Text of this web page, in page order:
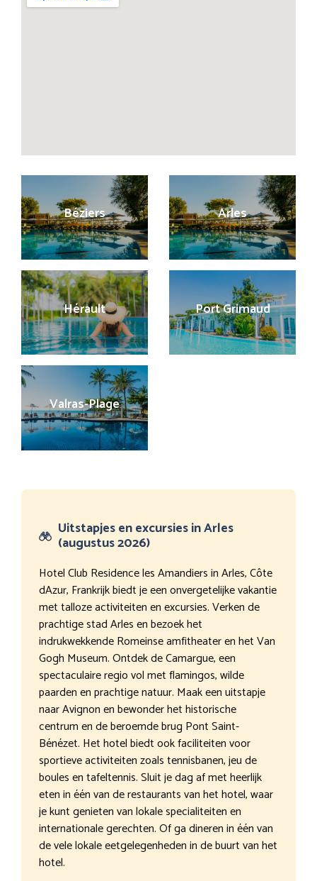
Béziers Arles
Hérault Port Grimaud
Valras-Plage
Uitstapjes en excursies in Arles
(augustus 2026)
Hotel Club Residence les Amandiers in Arles, Côte
dAzur, Frankrijk biedt je een onvergetelijke vakantie
met talloze activiteiten en excursies. Verken de
prachtige stad Arles en bezoek het
indrukwekkende Romeinse amfitheater en het Van
Gogh Museum. Ontdek de Camargue, een
spectaculaire regio vol met flamingos, wilde
paarden en prachtige natuur. Maak een uitstapje
naar Avignon en bewonder het historische
centrum en de beroemde brug Pont Saint-
Bénézet. Het hotel biedt ook faciliteiten voor
sportieve activiteiten zoals tennisbanen, jeu de
boules en tafeltennis. Sluit je dag af met heerlijk
eten in één van de restaurants van het hotel, waar
je kunt genieten van lokale specialiteiten en
internationale gerechten. Of ga dineren in één van
de vele lokale eetgelegenheden in de buurt van het
hotel.